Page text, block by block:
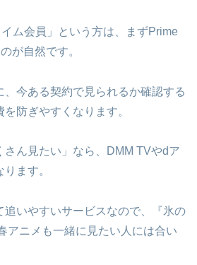
イム会員」という方は、まずPrime
が自然です。
今ある契約で見られるか確認する
防ぎやすくなります。
さん見たい」なら、DMM TVやdア
ます。
追いやすいサービスなので、『氷の
アニメも一緒に見たい人には合い